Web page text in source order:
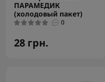
ПАРАМЕДИК
(холодовый пакет)
0
28 грн.